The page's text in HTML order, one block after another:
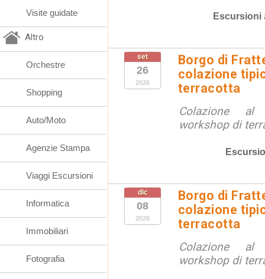
Escursioni
set
26
2026
Borgo di
colazione
terracotta
Colazione al
workshop di
dic
08
2026
Borgo di
colazione
terracotta
Colazione al
workshop di
Visite guidate
Altro
Orchestre
Shopping
Auto/Moto
Agenzie Stampa
Viaggi Escursioni
Informatica
Immobiliari
Fotografia